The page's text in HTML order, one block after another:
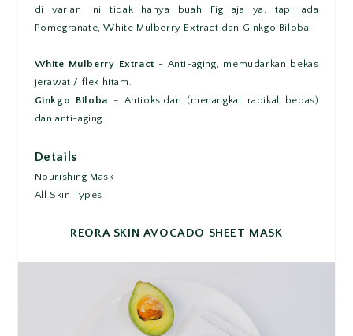
di varian ini tidak hanya buah Fig aja ya, tapi ada
Pomegranate, White Mulberry Extract dan Ginkgo Biloba.
White Mulberry Extract - Anti-aging, memudarkan bekas
jerawat / flek hitam.
Ginkgo Biloba - Antioksidan (menangkal radikal bebas)
dan anti-aging.
Details
Nourishing Mask
All Skin Types
REORA SKIN AVOCADO SHEET MASK